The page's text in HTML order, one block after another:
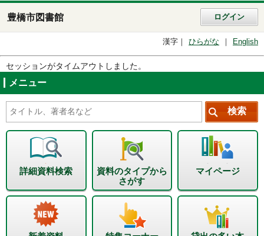
豊橋市図書館 ログイン
漢字 ひらがな English
セッションがタイムアウトしました。
メニュー
詳細資料検索
資料のタイプから
さがす
マイページ